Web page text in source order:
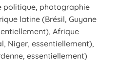
politique, photographie
latine (Brésil, Guyane
Afrique
Niger, essentiellement),
essentiellement)